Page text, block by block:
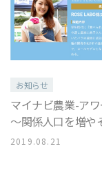
お知らせ
マイナビ農業-ア
～関係人口を増や
最優秀賞受賞
2019.08.21